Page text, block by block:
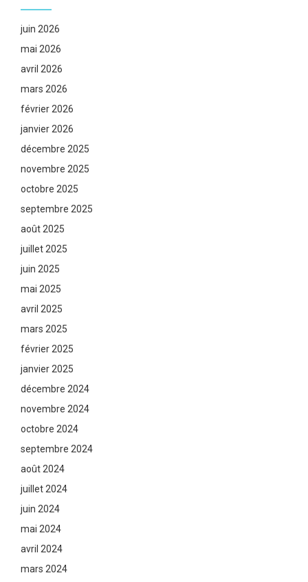
juin 2026
mai 2026
avril 2026
mars 2026
février 2026
janvier 2026
décembre 2025
novembre 2025
octobre 2025
septembre 2025
août 2025
juillet 2025
juin 2025
mai 2025
avril 2025
mars 2025
février 2025
janvier 2025
décembre 2024
novembre 2024
octobre 2024
septembre 2024
août 2024
juillet 2024
juin 2024
mai 2024
avril 2024
mars 2024